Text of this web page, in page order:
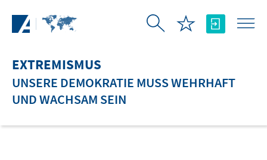
EXTREMISMUS
UNSERE DEMOKRATIE MUSS WEHRHAFT
UND WACHSAM SEIN